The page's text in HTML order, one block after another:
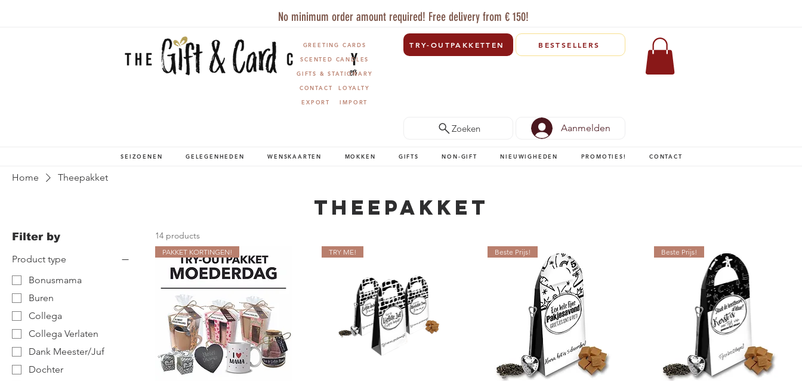
No minimum order amount required! Free delivery from € 150!
GREETING CARDS
SCENTED CANDLES
GIFTS & STATIONARY
CONTACT
LOYALTY
EXPORT
IMPORT
TRY-OUTPAKKETTEN BESTSELLERS
Zoeken Aanmelden
SEIZOENEN GELEGENHEDEN WENSKAARTEN MOKKEN GIFTS NON-GIFT NIEUWIGHEDEN PROMOTIES! CONTACT
Home Theepakket
Theepakket
Filter by
Product type
Bonusmama
Buren
Collega
Collega Verlaten
Dank Meester/Juf
Dochter
14 products
PAKKET KORTINGEN! TRY ME! Beste Prijs! Beste Prijs!